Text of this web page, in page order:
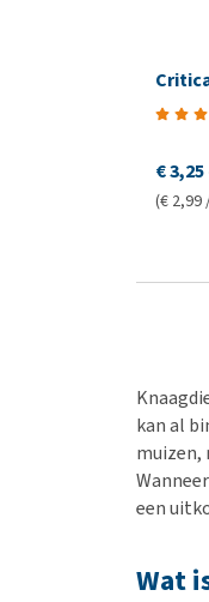
€ 3,25
(€ 2,99
kan al
muizen,
een
Wat